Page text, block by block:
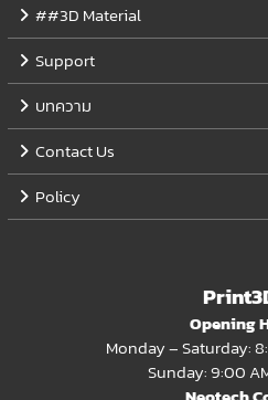
##3D Material
Support
บทความ
Contact Us
Policy
Opening
Monday – Saturday:
Sunday: 9:00